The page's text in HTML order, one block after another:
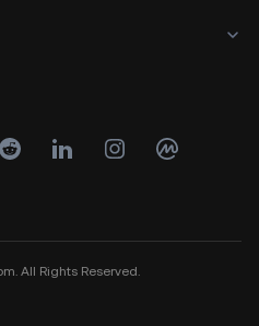
All Rights Reserved.